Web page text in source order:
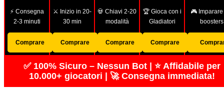
⚡ Consegna
2-3 minuti
Comprare
⚔️ Inizio in 20-
30 min
Comprare
💀 Chiavi 2-20
modalità
Comprare
🏆 Gioca con i
Gladiatori
Comprare
🎮
boosters
✅ 100% Sicuro – Nessun Bot | ⭐ Affidabile per
10.000+ giocatori | 🚀 Consegna immediata!